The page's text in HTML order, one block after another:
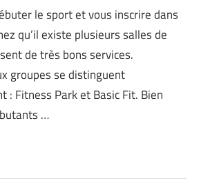
le sport et vous inscrire dans
qu’il existe plusieurs salles de
de très bons services.
groupes se distinguent
: Fitness Park et Basic Fit. Bien
…